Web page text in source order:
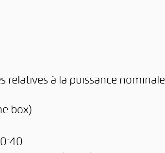
relatives à la puissance nominale
box)